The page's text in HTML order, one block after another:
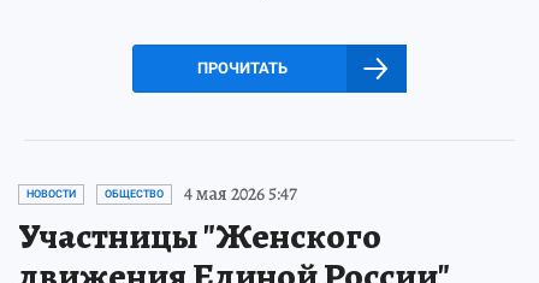
ПРОЧИТАТЬ
НОВОСТИ ОБЩЕСТВО 4 мая 2026 5:47
Участницы "Женского